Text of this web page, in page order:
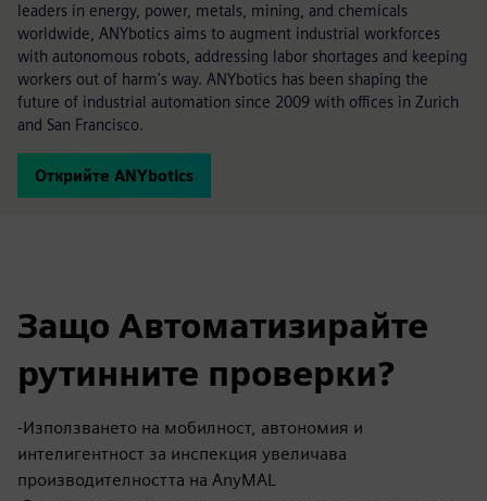
leaders in energy, power, metals, mining, and chemicals
worldwide, ANYbotics aims to augment industrial workforces
with autonomous robots, addressing labor shortages and keeping
workers out of harm's way. ANYbotics has been shaping the
future of industrial automation since 2009 with offices in Zurich
and San Francisco.
Открийте ANYbotics
Защо Автоматизирайте
рутинните проверки?
-Използването на мобилност, автономия и
интелигентност за инспекция увеличава
производителността на AnyMAL